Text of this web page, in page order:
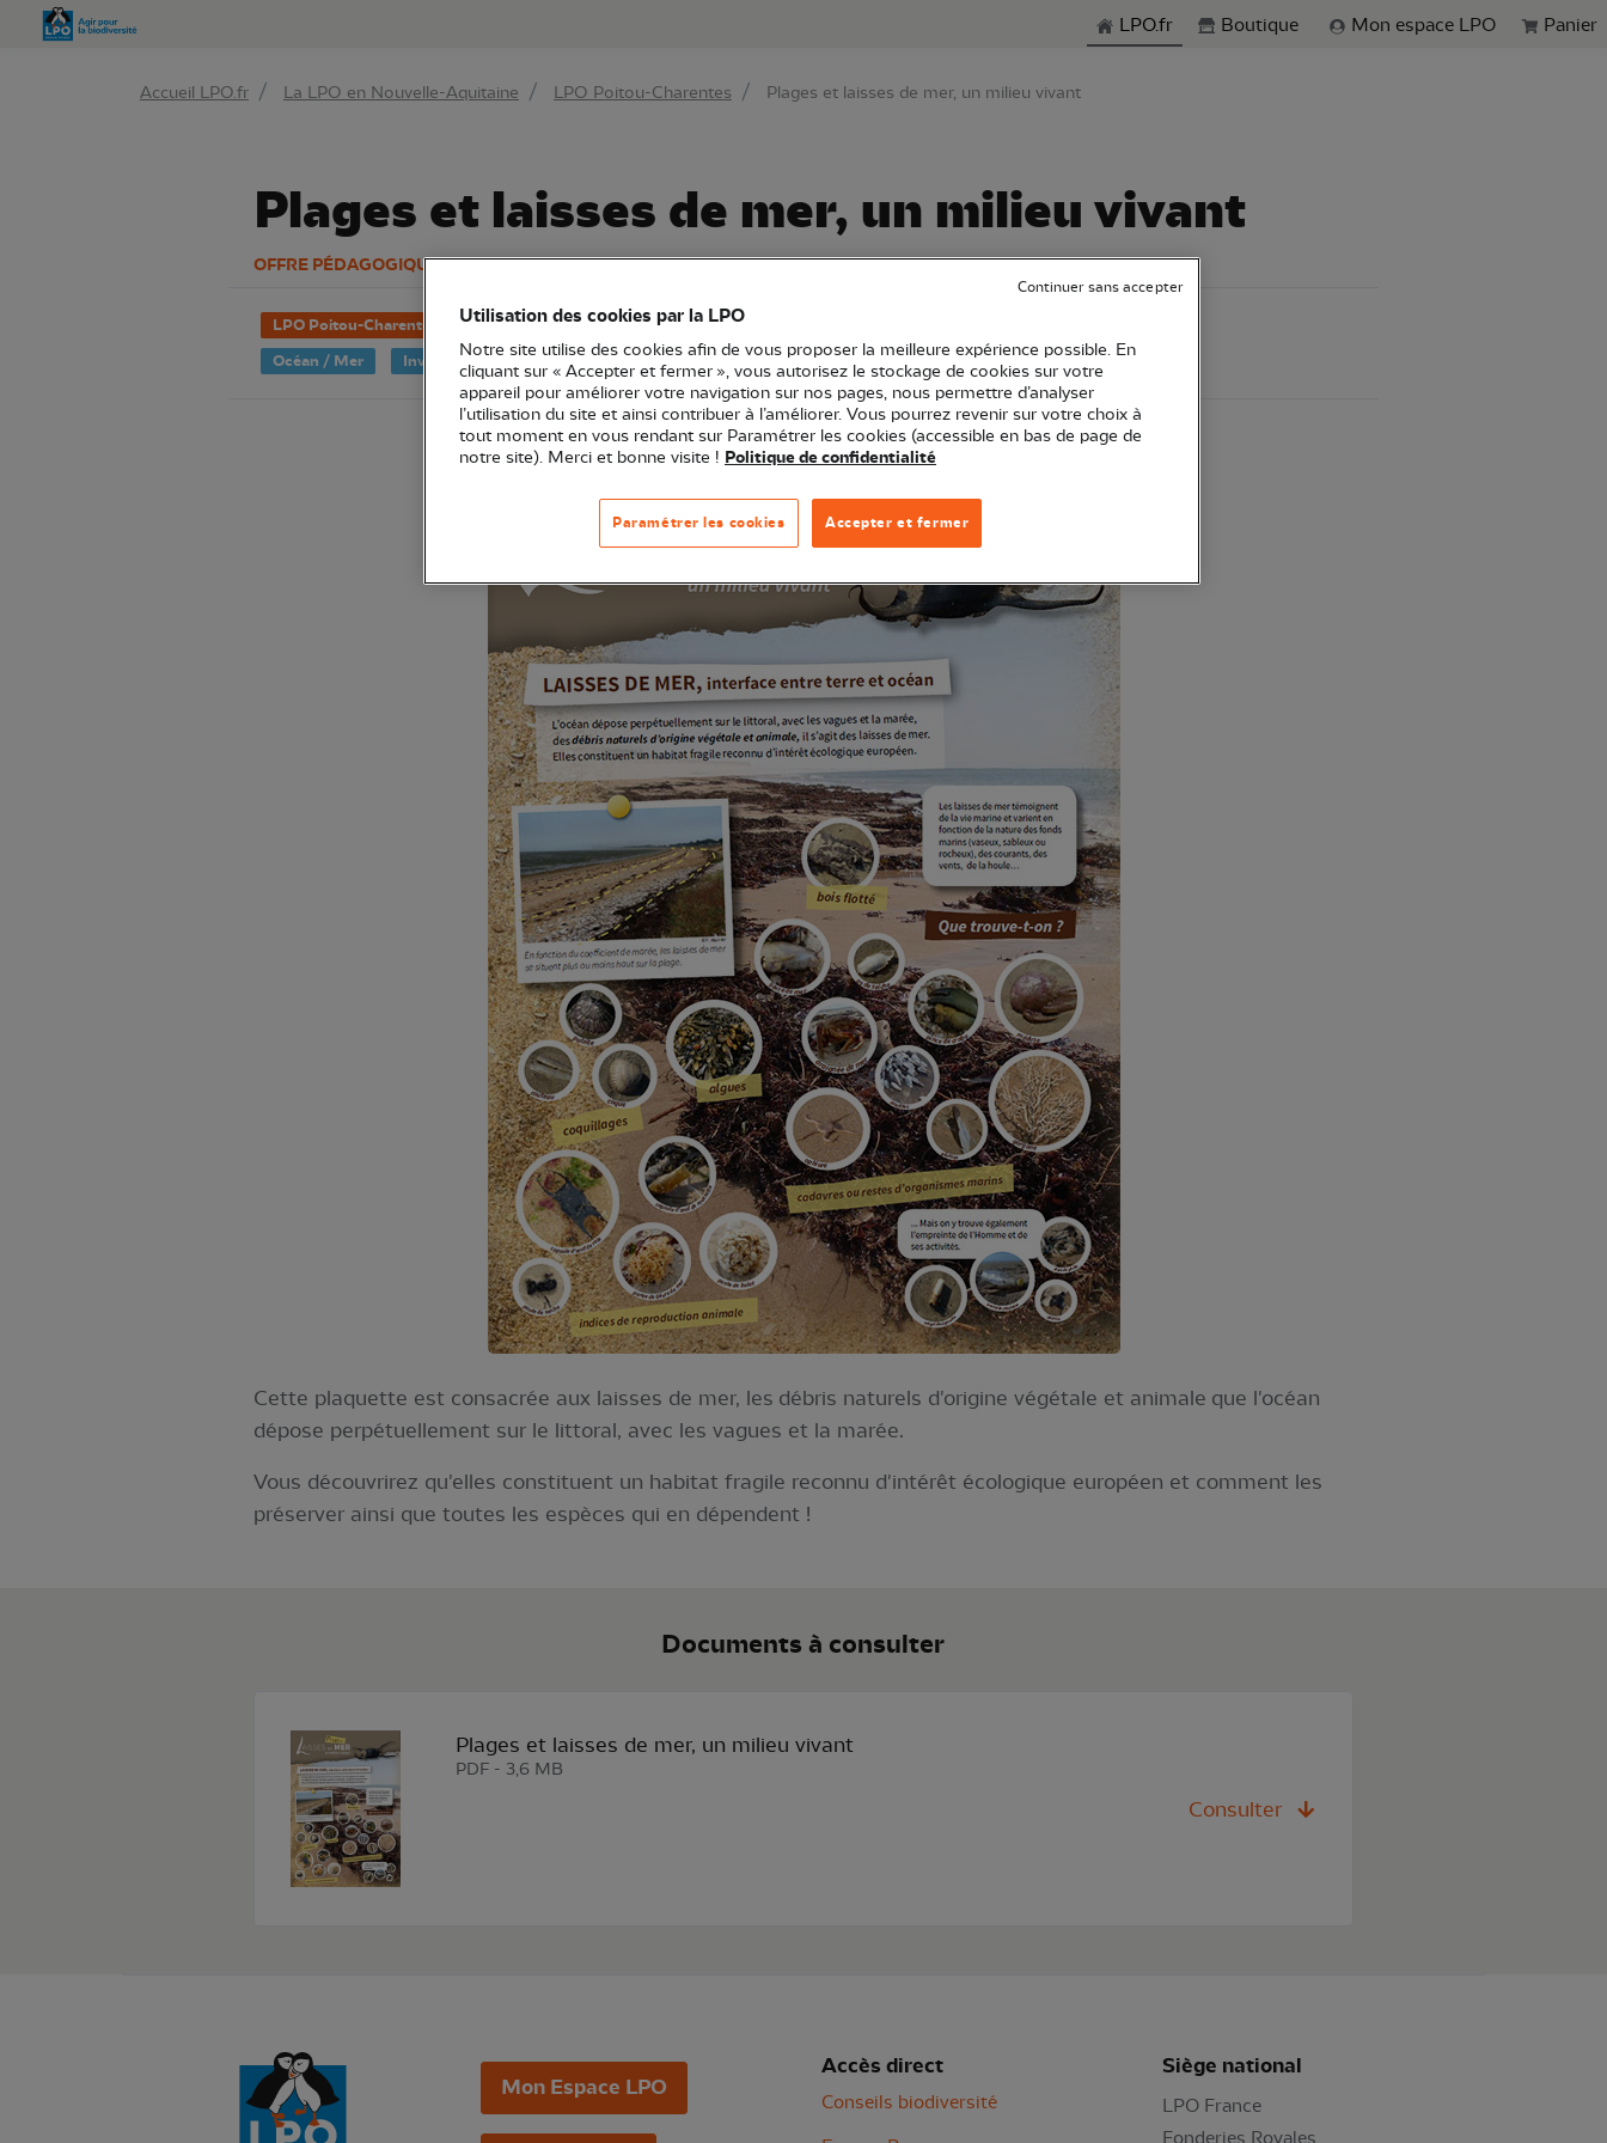
Aller à la rechercheLPO.fr Boutique Mon espace LPO Panier
Accueil LPO.fr La LPO en Nouvelle-Aquitaine LPO Poitou-Charentes Plages et laisses de mer, un milieu vivant
Plages et laisses de mer, un milieu vivant
OFFRE PÉDAGOGIQUE
LPO Poitou-Charentes
Dépliant
Océan / Mer
Invertébrés Oiseaux Flore Sports et biodiversité
Cette plaquette est consacrée aux laisses de mer, les débris naturels d'origine végétale et animale que l'océan
dépose perpétuellement sur le littoral, avec les vagues et la marée.
Vous découvrirez qu'elles constituent un habitat fragile reconnu d'intérêt écologique européen et comment les
préserver ainsi que toutes les espèces qui en dépendent !
Documents à consulter
Plages et laisses de mer, un milieu vivant
PDF - 3,6 MB
Consulter
Mon Espace LPO
Accès direct
Conseils biodiversité
Siège national
LPO France
Fonderies Royales
Utilisation des cookies par la LPO
Notre site utilise des cookies afin de vous proposer la meilleure expérience possible. En
cliquant sur « Accepter et fermer », vous autorisez le stockage de cookies sur votre
appareil pour améliorer votre navigation sur nos pages, nous permettre d’analyser
l’utilisation du site et ainsi contribuer à l’améliorer. Vous pourrez revenir sur votre choix à
tout moment en vous rendant sur Paramétrer les cookies (accessible en bas de page de
notre site). Merci et bonne visite ! Politique de confidentialité
Accepter et fermer
Paramétrer les cookies
Continuer sans accepter